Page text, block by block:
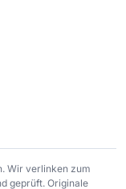
Wir verlinken zum
geprüft. Originale